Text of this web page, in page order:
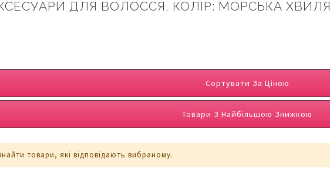
ДЛЯ ВОЛОССЯ, КОЛІР: МОРСЬКА ХВИЛЯ
Сортувати За Ціною
Товари З Найбільшою Знижкою
товари, які відповідають вибраному.